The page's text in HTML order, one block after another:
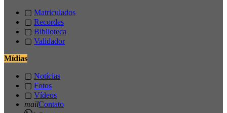
▢ Matriculados
▢ Recordes
▢ Biblioteca
▢ Validador
Mídias
▢ Notícias
▢ Fotos
▢ Vídeos
mailContato